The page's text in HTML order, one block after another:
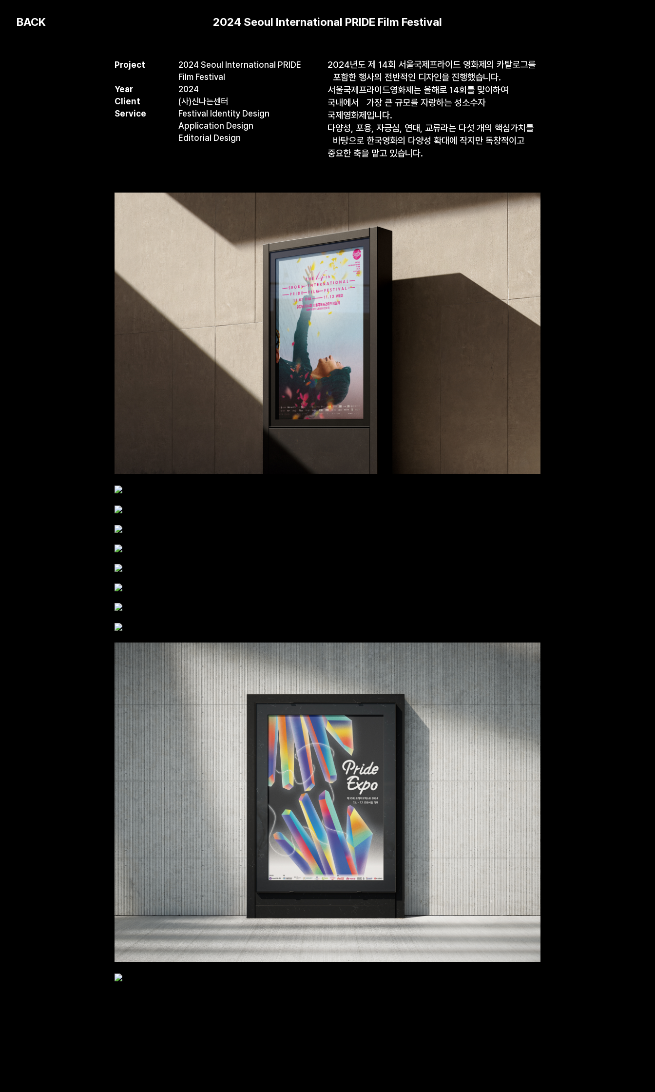
2024 Seoul International PRIDE Film Festival
Project
2024 Seoul International PRIDE
Film Festival
Year
2024
Client
(사)신나는센터
Service
Festival Identity Design
Application Design
Editorial Design
2024년도 제 14회 서울국제프라이드 영화제의 카탈로그를
포함한 행사의 전반적인 디자인을 진행했습니다.
서울국제프라이드영화제는 올해로 14회를 맞이하여
국내에서 가장 큰 규모를 자랑하는 성소수자
국제영화제입니다.
다양성, 포용, 자긍심, 연대, 교류라는 다섯 개의 핵심가치를
바탕으로 한국영화의 다양성 확대에 작지만 독창적이고
중요한 축을 맡고 있습니다.